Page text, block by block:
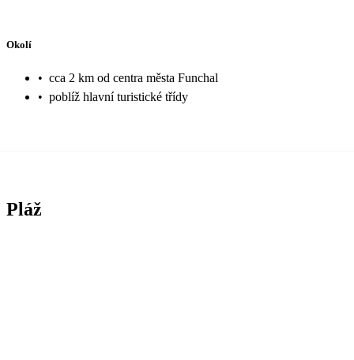
Okolí
• cca 2 km od centra města Funchal
• poblíž hlavní turistické třídy
Pláž